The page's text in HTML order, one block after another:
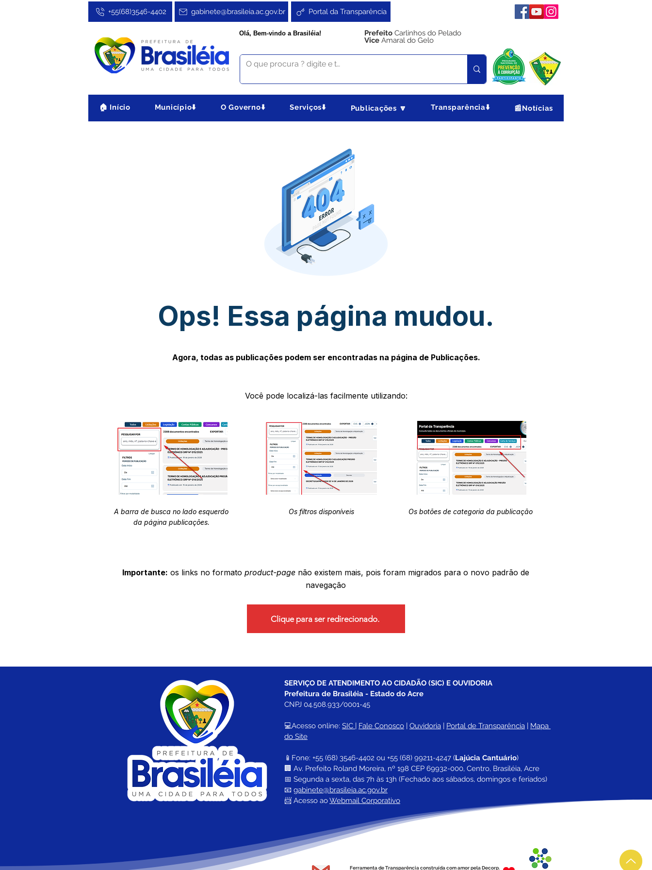
Portal da Transparência
gabinete@brasileia.ac.gov.br
+55(68)3546-4402
Olá, Bem-vindo a Brasiléia! Prefeito Carlinhos do Pelado
Vice Amaral do Gelo
🏠 Início Município⬇️ O Governo⬇️ Serviços⬇️ Publicações 🔽 Transparência⬇️ 📰Notícias
Ops! Essa página mudou.
Agora, todas as publicações podem ser encontradas na página de Publicações.
Você pode localizá-las facilmente utilizando:
A barra de busca no lado esquerdo
da página publicações.
Os filtros disponíveis Os botões de categoria da publicação
Importante: os links no formato product-page não existem mais, pois foram migrados para o novo padrão de
navegação
Clique para ser redirecionado.
SERVIÇO DE ATENDIMENTO AO CIDADÃO (SIC) E OUVIDORIA
Prefeitura de Brasiléia - Estado do Acre
CNPJ 04.508.933/0001-45
💻Acesso online: SIC | Fale Conosco | Ouvidoria | Portal de Transparência | Mapa
do Site
📱Fone: +55 (68) 3546-4402 ou +55 (68) 99211-4247 (Lajúcia Cantuário)
🏢 Av. Prefeito Roland Moreira, nº 198 CEP 69932-000, Centro, Brasiléia, Acre
📅 Segunda a sexta, das 7h às 13h (Fechado aos sábados, domingos e feriados)
📧 gabinete@brasileia.ac.gov.br
📨 Acesso ao Webmail Corporativo
Ferramenta de Transparência construída com amor pela Decorp.